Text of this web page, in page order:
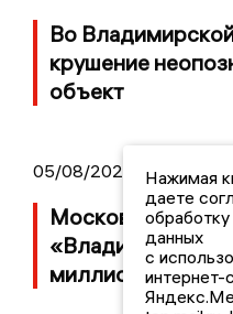
Во
крушение
объект
05/08/2026 08:30
Московский ЧОП
«Владимирскому
миллионов
Нажимая
даете
данных
с
интернет-